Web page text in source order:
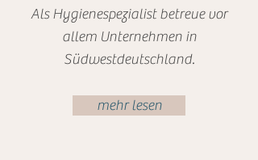
Als Hygienespezialist betreue vor
allem Unternehmen in
Südwestdeutschland.
mehr lesen